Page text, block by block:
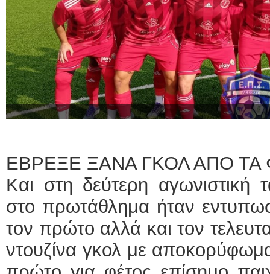
ΕΒΡΕΞΕ ΞΑΝΑ ΓΚΟΛ ΑΠΟ ΤΑ
Και στη δεύτερη
στο πρωτάθλημα ήταν
τον πρώτο αλλά και τον
ντουζίνα γκολ με